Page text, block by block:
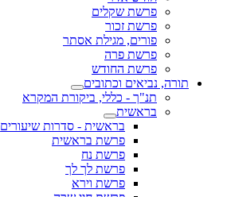
פרשת שקלים
פרשת זכור
פורים, מגילת אסתר
פרשת פרה
פרשת החודש
תורה, נביאים וכתובים
תנ"ך - כללי, ביקורת המקרא
בראשית
בראשית - סדרות שיעורים
פרשת בראשית
פרשת נח
פרשת לך לך
פרשת וירא